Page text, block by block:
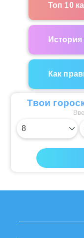
Топ 10
Как
Твои